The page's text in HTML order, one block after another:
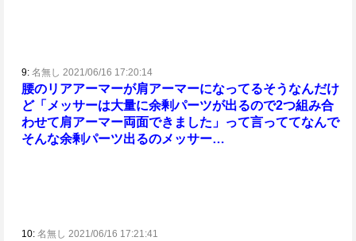
9: 名無し 2021/06/16 17:20:14
腰のリアアーマーが肩アーマーになってるそうなんだけ
ど「メッサーは大量に余剰パーツが出るので2つ組み合
わせて肩アーマー両面できました」って言っててなんで
そんな余剰パーツ出るのメッサー…
10: 名無し 2021/06/16 17:21:41